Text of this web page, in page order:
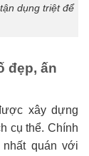
dụng triệt để
đẹp, ấn
xây dựng
cụ thể. Chính
quán với